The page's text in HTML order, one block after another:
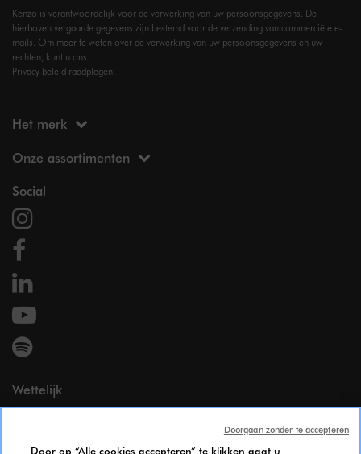
Kenzo is verantwoordelijk voor de verwerking van uw persoonsgegevens. De
hierboven vergaarde gegevens zijn bestemd voor de verzending van commerciële e-
mails. Om meer te weten over de verwerking van uw persoonsgegevens en uw
rechten, kunt u ons
Privacy beleid raadplegen.
Het merk
Onze assortimenten
Social
Wettelijk
Wettelijke vermeldingen
Door op “Alle cookies accepteren” te klikken gaat u
Doorgaan zonder te accepteren